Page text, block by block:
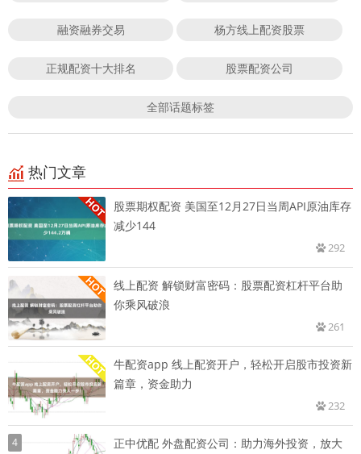
融资融券交易 杨方线上配资股票
正规配资十大排名 股票配资公司
全部话题标签
热门文章
股票期权配资 美国至12月27日当周API原油库存
减少144
292
线上配资 解锁财富密码：股票配资杠杆平台助
你乘风破浪
261
牛配资app 线上配资开户，轻松开启股市投资新
篇章，资金助力
232
4
正中优配 外盘配资公司：助力海外投资，放大